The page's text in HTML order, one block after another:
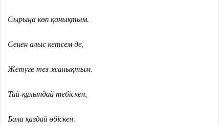
Сырыңа көп қанықтым.
Сенен алыс кетсем де,
Жетуге тез жанықтым.
Тай-құлындай тебіскен,
Бала қаздай өбіскен.